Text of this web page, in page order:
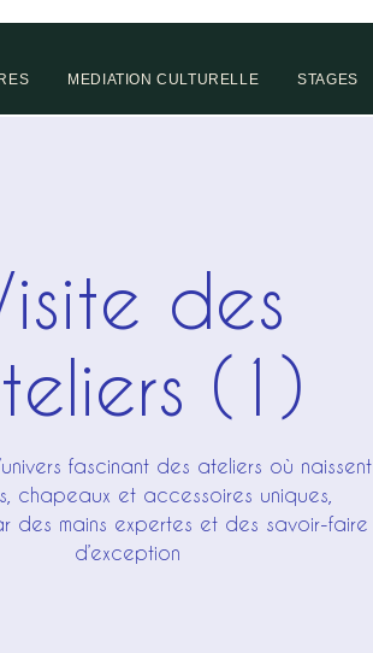
MEDIATION CULTURELLE STAGES
des
(1)
fascinant des ateliers où naissent
chapeaux et accessoires uniques,
des mains expertes et des savoir-faire
d’exception